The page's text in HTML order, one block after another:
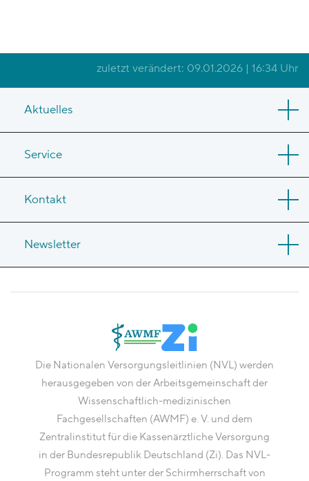
zuletzt verändert: 09.01.2026 | 16:34 Uhr
Aktuelles
Service
Kontakt
Newsletter
Die Nationalen Versorgungsleitlinien (NVL) werden
herausgegeben von der Arbeitsgemeinschaft der
Wissenschaftlich-medizinischen
Fachgesellschaften (AWMF) e. V. und dem
Zentralinstitut für die Kassenärztliche Versorgung
in der Bundesrepublik Deutschland (Zi). Das NVL-
Programm steht unter der Schirmherrschaft von